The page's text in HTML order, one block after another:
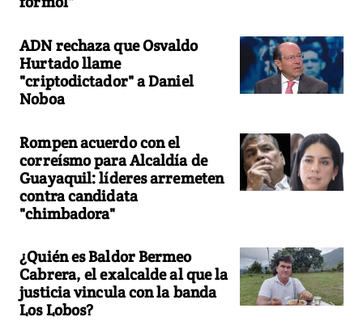
ADN rechaza que Osvaldo
Hurtado llame
"criptodictador" a Daniel
Noboa
Rompen acuerdo con el
correísmo para Alcaldía de
Guayaquil: líderes arremeten
contra candidata
"chimbadora"
¿Quién es Baldor Bermeo
Cabrera, el exalcalde al que la
justicia vincula con la banda
Los Lobos?